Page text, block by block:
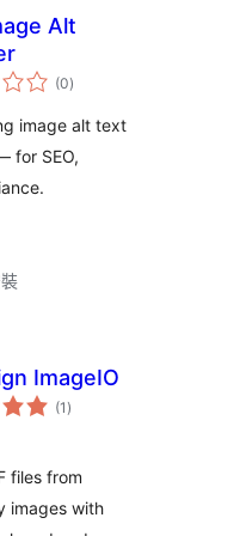
Alt
(0總
評)
image alt text
for SEO,
ImageIO
(1 總
評)
files from
images with